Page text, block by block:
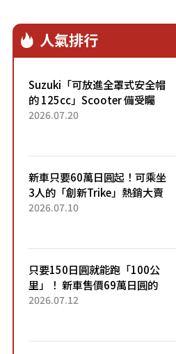
人氣排行
Suzuki「可放進全罩式安全帽
的 125cc」Scooter 備受矚
目！採用全新流線設計與各項
2026.07.20
新車只要60萬日圓起！可乘坐
3人的「創新Trike」熱銷大賣
成為人氣車款！「養車成本真
2026.07.10
只要150日圓就能跑「100公
里」！ 新車售價69萬日圓的
「3人座」Trike大受歡迎！ 順
2026.07.12